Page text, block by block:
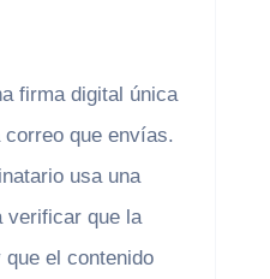
firma digital única
que envías.
usa una
verificar que la
el contenido